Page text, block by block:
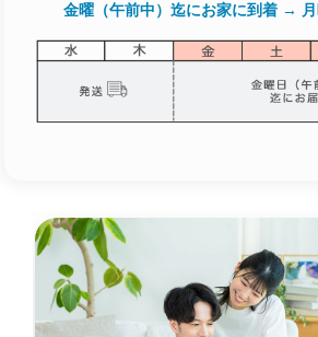
金曜（午前中）迄にお家に到着 →